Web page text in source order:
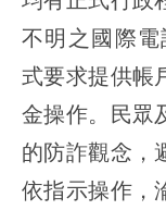
不明之國際
式要求提供帳
金操作。民眾
的防詐觀念，
依指示操作，